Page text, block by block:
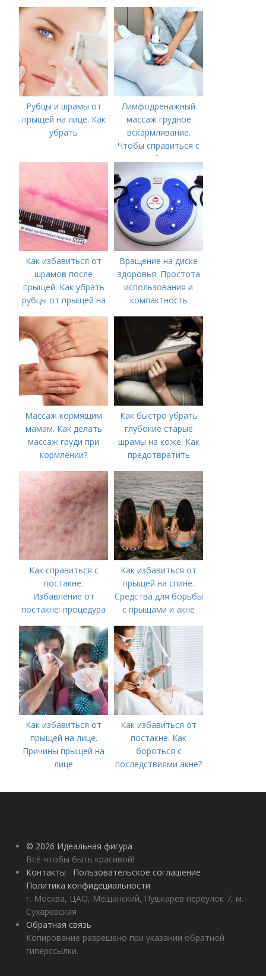
Рубцы и шрамы от
прыщей на лице. Как
убрать
Лимфодренажный
массаж грудное
вскармливание.
Чтобы справиться с
нагрубанием,
необходимо
предпринять
следующие действия:
Как избавиться от
шрамов после
прыщей. Как убрать
рубцы от прыщей на
Вращение на диске
здоровья. Простота
использования и
компактность
Массаж кормящим
мамам. Как делать
массаж груди при
кормлении?
Как быстро убрать
глубокие старые
шрамы на коже. Как
предотвратить
Как справиться с
постакне.
Избавление от
постакне: процедура
Как избавиться от
прыщей на спине.
Средства для борьбы
с прыщами и акне
Как избавиться от
прыщей на лице.
Причины прыщей на
лице
Как избавиться от
постакне. Как
бороться с
последствиями акне?
© 2026 Идеальная фигура
Всё чтобы быть красивой!
Контакты
Пользовательское соглашение
Политика конфидециальности
г. Москва, ЦАО, Мещанский, Пушкарев переулок 7, м.
Сухаревская
Обратная связь
Копирование разрешено при указании обратной
гиперссылки.